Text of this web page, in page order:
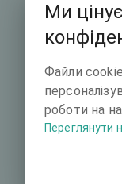
Ми
Файли
роботи на
Переглянути